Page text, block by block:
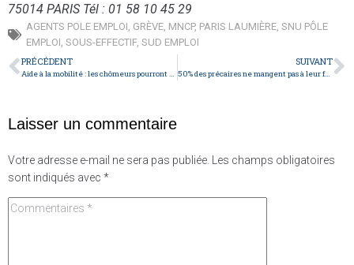
75014 PARIS Tél : 01 58 10 45 29
AGENTS POLE EMPLOI GRÈVE MNCP, PARIS LAUMIÈRE SNU PÔLE
EMPLOI SOUS-EFFECTIF, SUD EMPLOI
PRÉCÉDENT
Aide à la mobilité : les chômeurs pourront voyager avec Air France
SUIVANT
50% des précaires ne mangent pas à leur faim!
Laisser un commentaire
Votre adresse e-mail ne sera pas publiée. Les champs obligatoires
sont indiqués avec *